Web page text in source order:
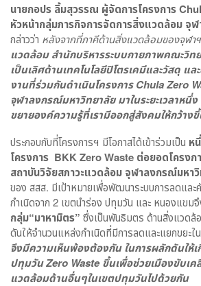
นายกอปร ลิ้มสุวรรณ ผู้จัดการโครงการ
หัวหน้ากลุ่มภารกิจการจัดการสิ่งแวดล้อม จุ
กล่าวว่า หลังจากที่ภาคีด้านสิ่งแวดล้อมของจุฬา
แวดล้อม สำนักบริหารระบบกายภาพคณะวิท
เป็นเลิศด้านเทคโนโลยีปิโตรเคมีและวัสดุ แ
งานที่ร่วมกันดำเนินโครงการChula Zero
จุฬาลงกรณ์มหาวิทยาลัย มาในระยะเวลาหนึ่
ขยายองค์ความรู้ที่เรามีออกสู่สังคมให้กว้าง
ประกอบกับที่โครงการฯ มีโอกาสได้เข้าร่วมเป็น ห
โครงการ BKK Zero Waste ต่อยอดโครงก
สถาบันวิจัยสภาวะแวดล้อม จุฬาลงกรณ์มหา
ของ สสส. มีเป้าหมายเพื่อพัฒนาระบบการลดและ
กำเนิดจาก 2 เขตนำร่อง ปทุมวัน และ หนองแขม
กลุ่ม“มาหามิตร” ซึ่งเป็นพันธิมตร ด้านสิ่งแวดล้
ดันให้จำนวนแหล่งกำเนิดที่มีการลดและแยกขยะใ
จึงมีความเห็นพ้องต้องกัน ในการผลักดันให้เ
ปทุมวันZero Waste ขึ้นเพื่อช่วยเมืองขับเค
แวดล้อมด้านอื่นๆในเขตปทุมวันไปด้วยกัน